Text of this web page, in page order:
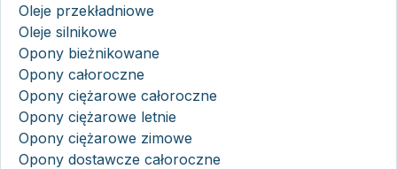
Oleje przekładniowe
Oleje silnikowe
Opony bieżnikowane
Opony całoroczne
Opony ciężarowe całoroczne
Opony ciężarowe letnie
Opony ciężarowe zimowe
Opony dostawcze całoroczne